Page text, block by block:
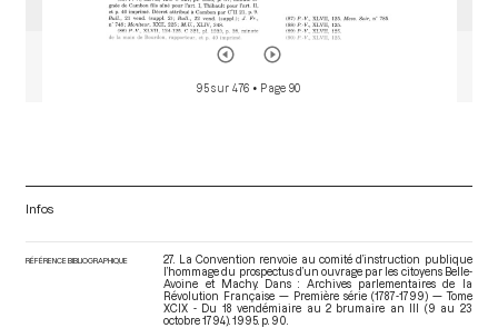
95 sur 476 • Page 90
Infos
RÉFÉRENCE BIBLIOGRAPHIQUE
27. La Convention renvoie au comité d’instruction publique
l’hommage du prospectus d’un ouvrage par les citoyens Belle-
Avoine et Machy. Dans : Archives parlementaires de la
Révolution Française — Première série (1787-1799) — Tome
XCIX - Du 18 vendémiaire au 2 brumaire an III (9 au 23
octobre 1794) . 1995. p. 90.